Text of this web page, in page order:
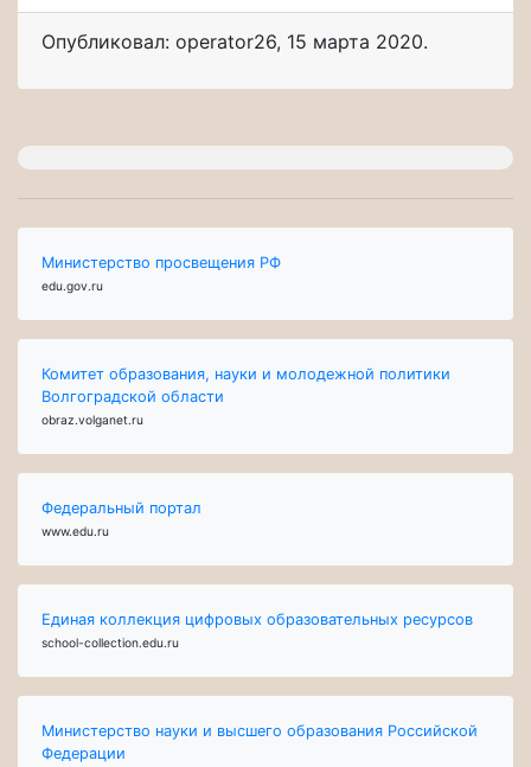
Опубликовал: operator26, 15 марта 2020.
Министерство просвещения РФ
edu.gov.ru
Комитет образования, науки и молодежной политики
Волгоградской области
obraz.volganet.ru
Федеральный портал
www.edu.ru
Единая коллекция цифровых образовательных ресурсов
school-collection.edu.ru
Министерство науки и высшего образования Российской
Федерации